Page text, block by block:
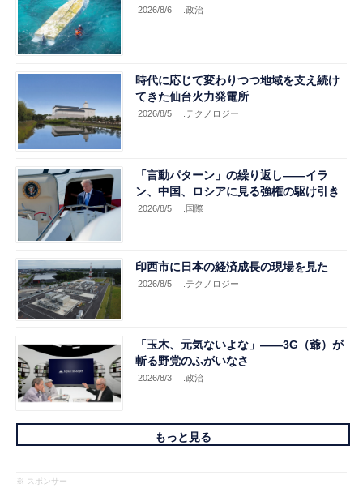
2026/8/6 .政治
時代に応じて変わりつつ地域を支え続け
てきた仙台火力発電所
2026/8/5 .テクノロジー
「言動パターン」の繰り返し――イラ
ン、中国、ロシアに見る強権の駆け引き
2026/8/5 .国際
印西市に日本の経済成長の現場を見た
2026/8/5 .テクノロジー
「玉木、元気ないよな」――3G（爺）が
斬る野党のふがいなさ
2026/8/3 .政治
もっと見る
※ スポンサー